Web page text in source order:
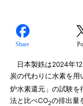
Share
日本製鉄は2024年
炭の代わりに水素を用
炉水素還元」の試験を
法と比べCO2の排出量